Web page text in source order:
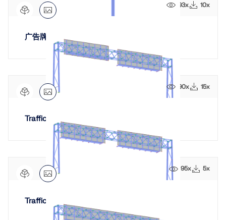
93x 10x
广告牌结构设计
90x 15x
Traffic Sign Structure | Two-Way Traffic Flow
95x 5x
Traffic Sign Structure | One-Way Traffic Flow